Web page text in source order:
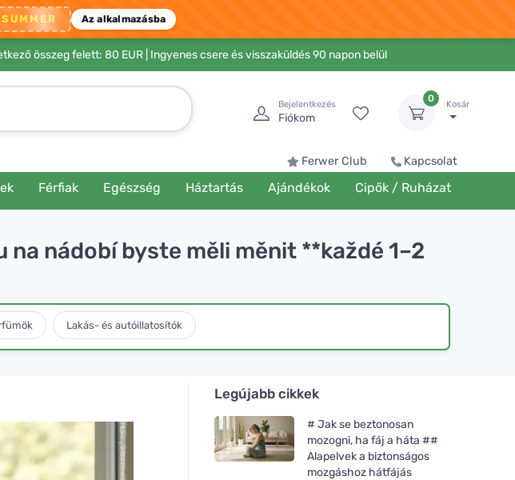
SUMMER Az alkalmazásba
összeg felett: 80 EUR | Ingyenes csere és visszaküldés 90 napon belül
Bejelentkezés
Fiókom
0
Kosár
Ferwer Club Kapcsolat
Férfiak Egészség Háztartás Ajándékok Cipők / Ruházat
nádobí byste měli měnit **každé 1–2
Lakás- és autóillatosítók
Legújabb cikkek
# Jak se beztonosan
mozogni, ha fáj a háta ##
Alapelvek a biztonságos
mozgáshoz hátfájás